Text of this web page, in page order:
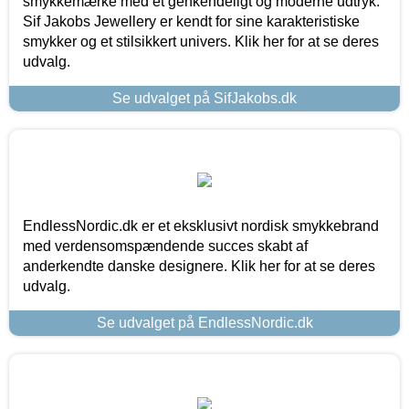
Sif Jakobs Jewellery er kendt for sine karakteristiske
smykker og et stilsikkert univers. Klik her for at se deres
udvalg.
Se udvalget på SifJakobs.dk
EndlessNordic.dk er et eksklusivt nordisk smykkebrand
med verdensomspændende succes skabt af
anderkendte danske designere. Klik her for at se deres
udvalg.
Se udvalget på EndlessNordic.dk